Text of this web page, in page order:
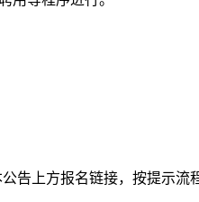
告上方报名链接，按提示流